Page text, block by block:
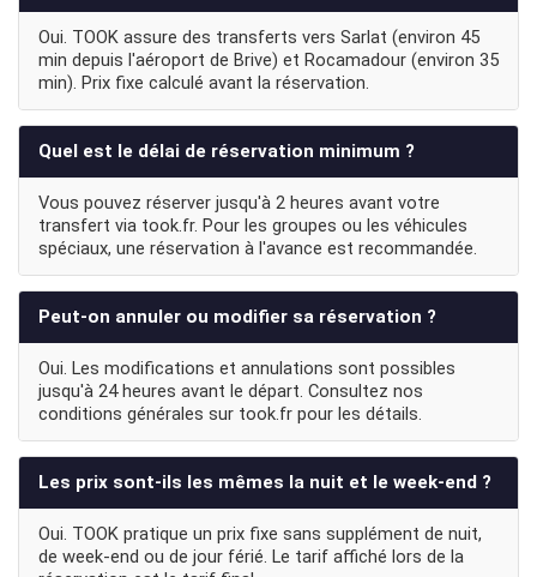
Oui. TOOK assure des transferts vers Sarlat (environ 45
min depuis l'aéroport de Brive) et Rocamadour (environ 35
min). Prix fixe calculé avant la réservation.
Quel est le délai de réservation minimum ?
Vous pouvez réserver jusqu'à 2 heures avant votre
transfert via took.fr. Pour les groupes ou les véhicules
spéciaux, une réservation à l'avance est recommandée.
Peut-on annuler ou modifier sa réservation ?
Oui. Les modifications et annulations sont possibles
jusqu'à 24 heures avant le départ. Consultez nos
conditions générales sur took.fr pour les détails.
Les prix sont-ils les mêmes la nuit et le week-end ?
Oui. TOOK pratique un prix fixe sans supplément de nuit,
de week-end ou de jour férié. Le tarif affiché lors de la